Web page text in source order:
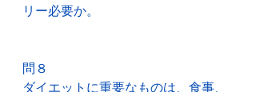
リー必要か。
問８
ダイエットに重要なものは、食事、